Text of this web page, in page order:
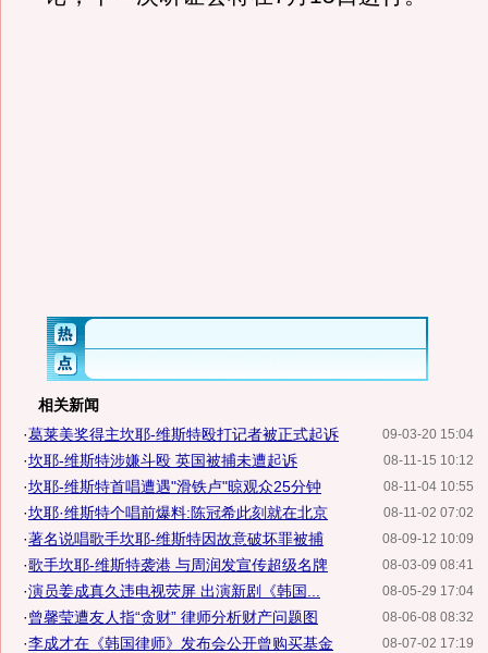
相关新闻
09-03-20 15:04
·葛莱美奖得主坎耶-维斯特殴打记者被正式起诉
08-11-15 10:12
·坎耶-维斯特涉嫌斗殴 英国被捕未遭起诉
08-11-04 10:55
·坎耶-维斯特首唱遭遇"滑铁卢"晾观众25分钟
08-11-02 07:02
·坎耶·维斯特个唱前爆料:陈冠希此刻就在北京
08-09-12 10:09
·著名说唱歌手坎耶-维斯特因故意破坏罪被捕
08-03-09 08:41
·歌手坎耶-维斯特袭港 与周润发宣传超级名牌
08-05-29 17:04
·演员姜成真久违电视荧屏 出演新剧《韩国...
08-06-08 08:32
·曾馨莹遭友人指“贪财” 律师分析财产问题图
08-07-02 17:19
·李成才在《韩国律师》发布会公开曾购买基金